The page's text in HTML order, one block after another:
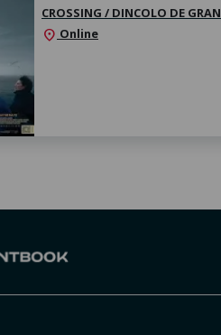
CROSSING / DINCOLO DE
location_on Online